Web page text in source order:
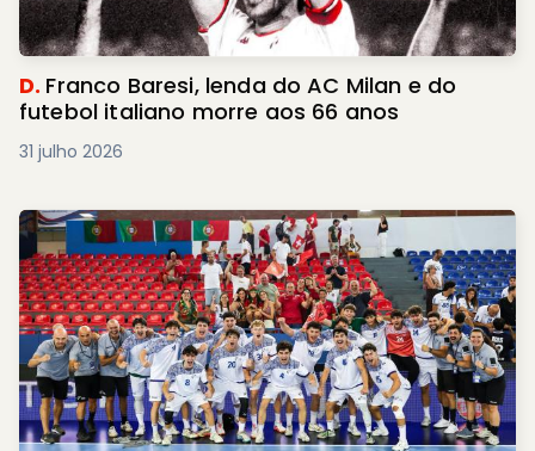
D. Franco Baresi, lenda do AC Milan e do
futebol italiano morre aos 66 anos
31 julho 2026